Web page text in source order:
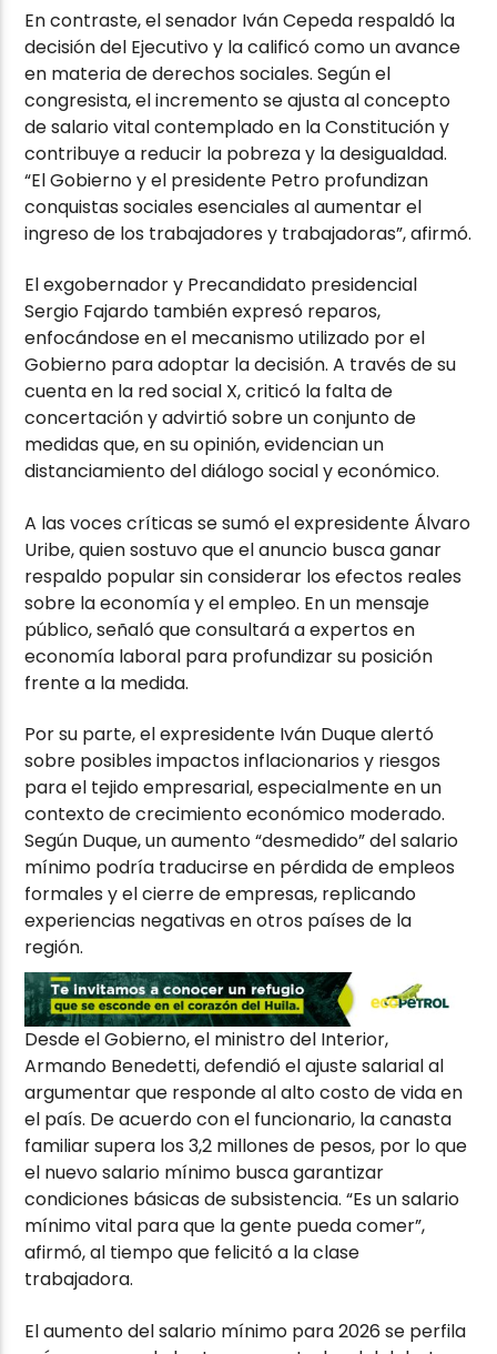
En contraste, el senador Iván Cepeda respaldó la
decisión del Ejecutivo y la calificó como un avance
en materia de derechos sociales. Según el
congresista, el incremento se ajusta al concepto
de salario vital contemplado en la Constitución y
contribuye a reducir la pobreza y la desigualdad.
“El Gobierno y el presidente Petro profundizan
conquistas sociales esenciales al aumentar el
ingreso de los trabajadores y trabajadoras”, afirmó.
El exgobernador y Precandidato presidencial
Sergio Fajardo también expresó reparos,
enfocándose en el mecanismo utilizado por el
Gobierno para adoptar la decisión. A través de su
cuenta en la red social X, criticó la falta de
concertación y advirtió sobre un conjunto de
medidas que, en su opinión, evidencian un
distanciamiento del diálogo social y económico.
A las voces críticas se sumó el expresidente Álvaro
Uribe, quien sostuvo que el anuncio busca ganar
respaldo popular sin considerar los efectos reales
sobre la economía y el empleo. En un mensaje
público, señaló que consultará a expertos en
economía laboral para profundizar su posición
frente a la medida.
Por su parte, el expresidente Iván Duque alertó
sobre posibles impactos inflacionarios y riesgos
para el tejido empresarial, especialmente en un
contexto de crecimiento económico moderado.
Según Duque, un aumento “desmedido” del salario
mínimo podría traducirse en pérdida de empleos
formales y el cierre de empresas, replicando
experiencias negativas en otros países de la
región.
Desde el Gobierno, el ministro del Interior,
Armando Benedetti, defendió el ajuste salarial al
argumentar que responde al alto costo de vida en
el país. De acuerdo con el funcionario, la canasta
familiar supera los 3,2 millones de pesos, por lo que
el nuevo salario mínimo busca garantizar
condiciones básicas de subsistencia. “Es un salario
mínimo vital para que la gente pueda comer”,
afirmó, al tiempo que felicitó a la clase
trabajadora.
El aumento del salario mínimo para 2026 se perfila